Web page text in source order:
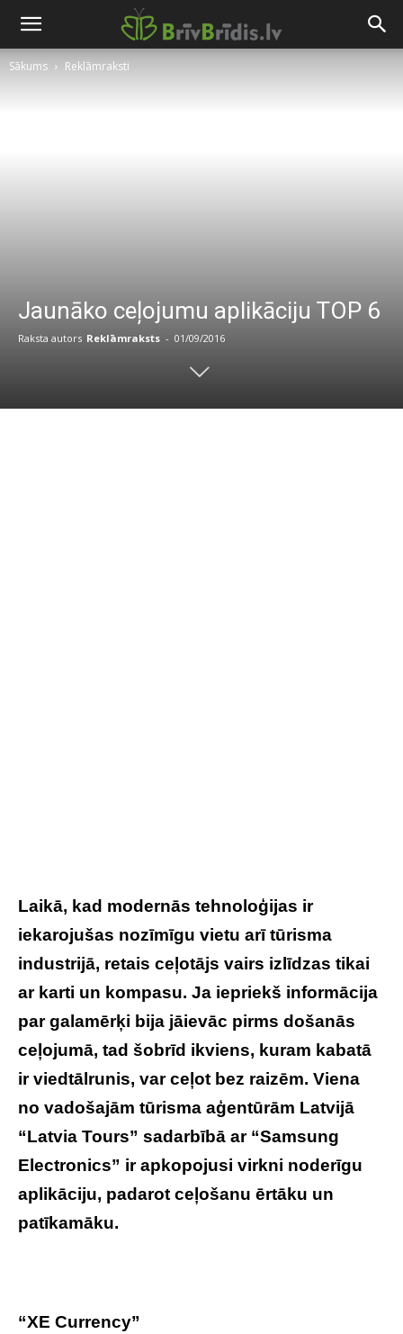
Sākums Reklāmraksti
Jaunāko ceļojumu aplikāciju TOP 6
Raksta autors Reklāmraksts - 01/09/2016
Laikā, kad modernās tehnoloģijas ir
iekarojušas nozīmīgu vietu arī tūrisma
industrijā, retais ceļotājs vairs izlīdzas tikai
ar karti un kompasu. Ja iepriekš informācija
par galamērķi bija jāievāc pirms došanās
ceļojumā, tad šobrīd ikviens, kuram kabatā
ir viedtālrunis, var ceļot bez raizēm. Viena
no vadošajām tūrisma aģentūrām Latvijā
“Latvia Tours” sadarbībā ar “Samsung
Electronics” ir apkopojusi virkni noderīgu
aplikāciju, padarot ceļošanu ērtāku un
patīkamāku.
“XE Currency”